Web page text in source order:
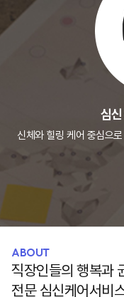
심
신체와 힐링 케어 중심으
ABOUT
직장인들의 행복과
전문 심신케어서비